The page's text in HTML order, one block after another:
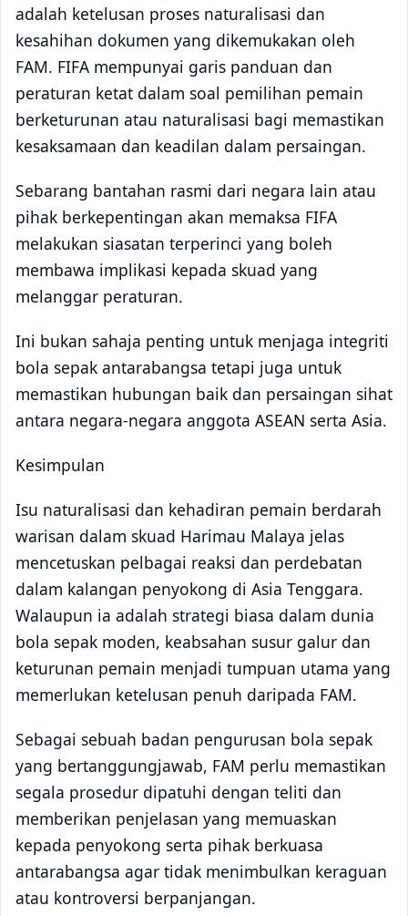
adalah ketelusan proses naturalisasi dan
kesahihan dokumen yang dikemukakan oleh
FAM. FIFA mempunyai garis panduan dan
peraturan ketat dalam soal pemilihan pemain
berketurunan atau naturalisasi bagi memastikan
kesaksamaan dan keadilan dalam persaingan.
Sebarang bantahan rasmi dari negara lain atau
pihak berkepentingan akan memaksa FIFA
melakukan siasatan terperinci yang boleh
membawa implikasi kepada skuad yang
melanggar peraturan.
Ini bukan sahaja penting untuk menjaga integriti
bola sepak antarabangsa tetapi juga untuk
memastikan hubungan baik dan persaingan sihat
antara negara-negara anggota ASEAN serta Asia.
Kesimpulan
Isu naturalisasi dan kehadiran pemain berdarah
warisan dalam skuad Harimau Malaya jelas
mencetuskan pelbagai reaksi dan perdebatan
dalam kalangan penyokong di Asia Tenggara.
Walaupun ia adalah strategi biasa dalam dunia
bola sepak moden, keabsahan susur galur dan
keturunan pemain menjadi tumpuan utama yang
memerlukan ketelusan penuh daripada FAM.
Sebagai sebuah badan pengurusan bola sepak
yang bertanggungjawab, FAM perlu memastikan
segala prosedur dipatuhi dengan teliti dan
memberikan penjelasan yang memuaskan
kepada penyokong serta pihak berkuasa
antarabangsa agar tidak menimbulkan keraguan
atau kontroversi berpanjangan.